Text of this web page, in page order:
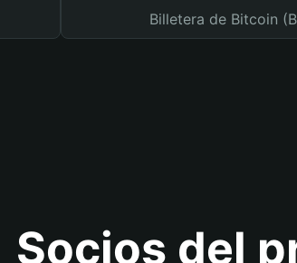
Billetera de Bitcoin
Socios del